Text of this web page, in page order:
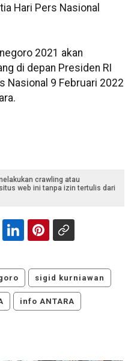
Hari Pers Nasional
2021 akan
di depan Presiden RI
Nasional 9 Februari 2022
crawling atau
web ini tanpa izin tertulis dari
sigid kurniawan
info ANTARA